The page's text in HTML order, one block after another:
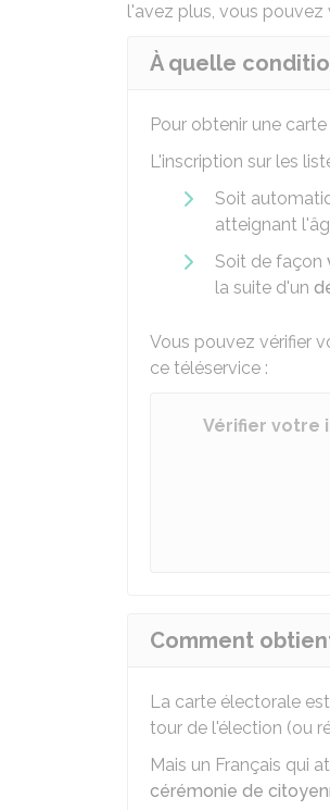
l'avez plus, vous
À quelle
Pour obtenir une
L'inscription sur les
Soit
atteignant
Soit de façon
la suite d'un
Vous pouvez vérifier
ce téléservice :
Vérifier votre
Comment
La carte électorale
tour de l'élection (ou
Mais un Français qui
cérémonie de